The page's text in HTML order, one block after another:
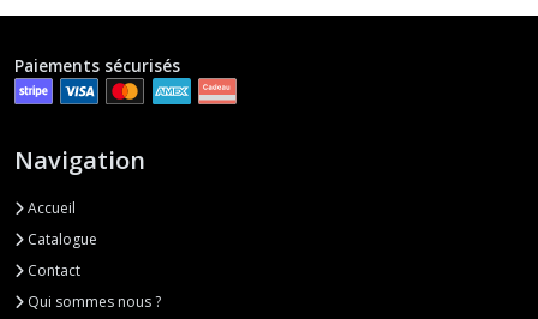
Paiements sécurisés
Navigation
Accueil
Catalogue
Contact
Qui sommes nous ?